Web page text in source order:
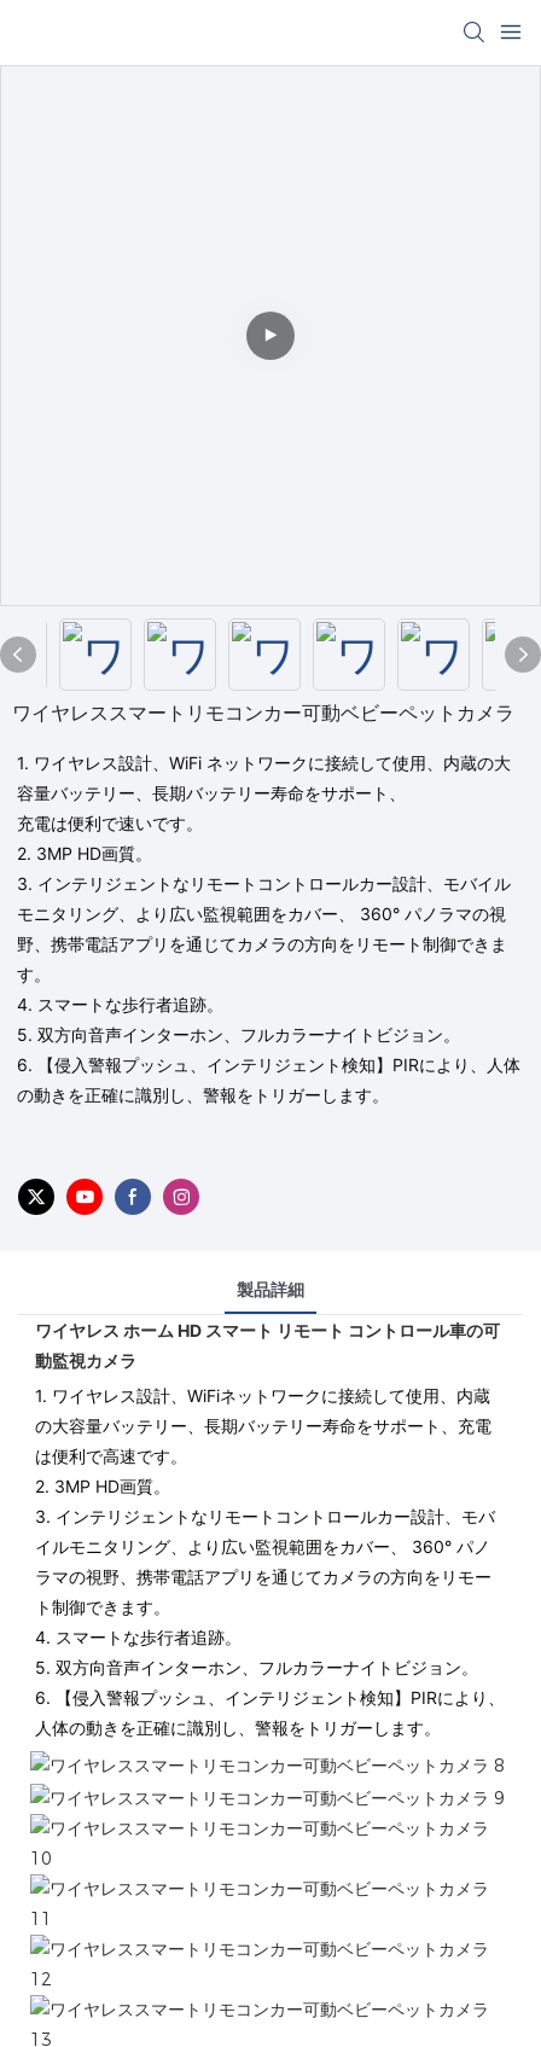
ワイヤレススマートリモコンカー可動ベビーペットカメラ
1. ワイヤレス設計、WiFi ネットワークに接続して使用、内蔵の大
容量バッテリー、長期バッテリー寿命をサポート、
充電は便利で速いです。
2. 3MP HD画質。
3. インテリジェントなリモートコントロールカー設計、モバイル
モニタリング、より広い監視範囲をカバー、 360° パノラマの視
野、携帯電話アプリを通じてカメラの方向をリモート制御できま
す。
4. スマートな歩行者追跡。
5. 双方向音声インターホン、フルカラーナイトビジョン。
6. 【侵入警報プッシュ、インテリジェント検知】PIRにより、人体
の動きを正確に識別し、警報をトリガーします。
製品詳細
ワイヤレス ホーム HD スマート リモート コントロール車の可
動監視カメラ
1. ワイヤレス設計、WiFiネットワークに接続して使用、内蔵
の大容量バッテリー、長期バッテリー寿命をサポート、充電
は便利で高速です。
2. 3MP HD画質。
3. インテリジェントなリモートコントロールカー設計、モバ
イルモニタリング、より広い監視範囲をカバー、 360° パノ
ラマの視野、携帯電話アプリを通じてカメラの方向をリモー
ト制御できます。
4. スマートな歩行者追跡。
5. 双方向音声インターホン、フルカラーナイトビジョン。
6. 【侵入警報プッシュ、インテリジェント検知】PIRにより、
人体の動きを正確に識別し、警報をトリガーします。